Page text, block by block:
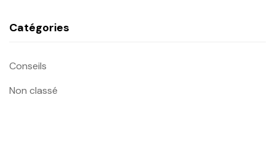
Catégories
Conseils
Non classé